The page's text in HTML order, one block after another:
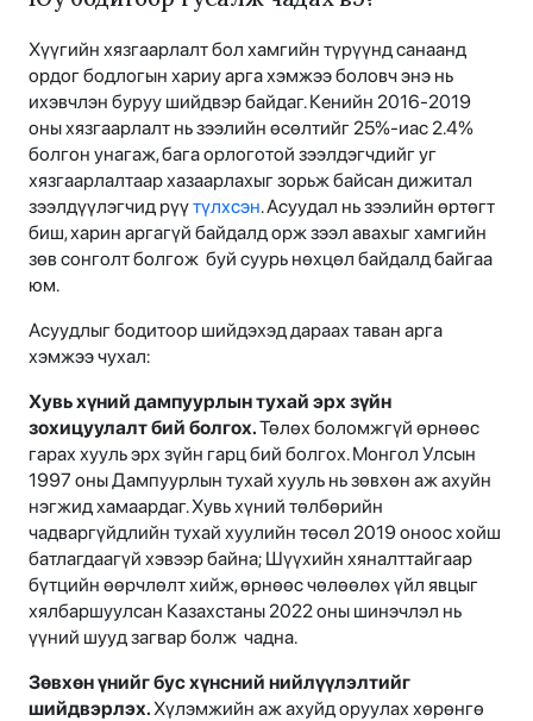
Хүүгийн хязгаарлалт бол хамгийн түрүүнд санаанд
ордог бодлогын хариу арга хэмжээ боловч энэ нь
ихэвчлэн буруу шийдвэр байдаг. Кенийн 2016-2019
оны хязгаарлалт нь зээлийн өсөлтийг 25%-иас 2.4%
болгон унагаж, бага орлоготой зээлдэгчдийг уг
хязгаарлалтаар хазаарлахыг зорьж байсан дижитал
зээлдүүлэгчид рүүтүлхсэн. Асуудал нь зээлийн өртөгт
биш, харин аргагүй байдалд орж зээл авахыг хамгийн
зөв сонголт болгож буй суурь нөхцөл байдалд байгаа
юм.
Асуудлыг бодитоор шийдэхэд дараах таван арга
хэмжээ чухал:
Хувь хүний дампуурлын тухай эрх зүйн
зохицуулалт бий болгох.Төлөх боломжгүй өрнөөс
гарах хууль эрх зүйн гарц бий болгох. Монгол Улсын
1997 оны Дампуурлын тухай хууль нь зөвхөн аж ахуйн
нэгжид хамаардаг. Хувь хүний төлбөрийн
чадваргүйдлийн тухай хуулийн төсөл 2019 оноос хойш
батлагдаагүй хэвээр байна; Шүүхийн хяналттайгаар
бүтцийн өөрчлөлт хийж, өрнөөс чөлөөлөх үйл явцыг
хялбаршуулсан Казахстаны 2022 оны шинэчлэл нь
үүний шууд загвар болж чадна.
Зөвхөн үнийг бус хүнсний нийлүүлэлтийг
шийдвэрлэх.Хүлэмжийн аж ахуйд оруулах хөрөнгө